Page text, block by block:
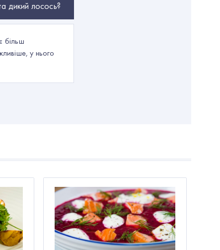
дикий лосось?
більш
у нього